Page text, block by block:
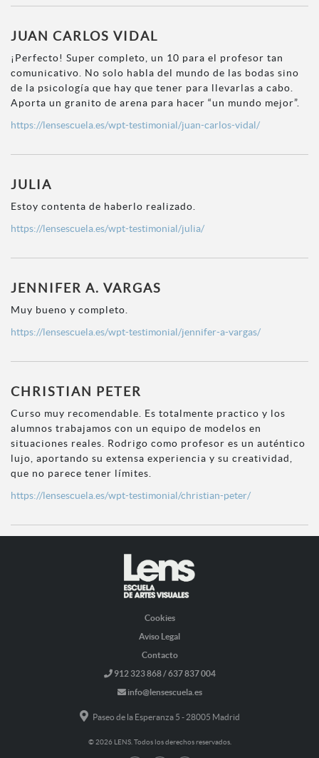
JUAN CARLOS VIDAL
¡Perfecto! Super completo, un 10 para el profesor tan
comunicativo. No solo habla del mundo de las bodas sino
de la psicología que hay que tener para llevarlas a cabo.
Aporta un granito de arena para hacer “un mundo mejor”.
https://lensescuela.es/wpt-testimonial/juan-carlos-vidal/
JULIA
Estoy contenta de haberlo realizado.
https://lensescuela.es/wpt-testimonial/julia/
JENNIFER A. VARGAS
Muy bueno y completo.
https://lensescuela.es/wpt-testimonial/jennifer-a-vargas/
CHRISTIAN PETER
Curso muy recomendable. Es totalmente practico y los
alumnos trabajamos con un equipo de modelos en
situaciones reales. Rodrigo como profesor es un auténtico
lujo, aportando su extensa experiencia y su creatividad,
que no parece tener límites.
https://lensescuela.es/wpt-testimonial/christian-peter/
Cookies
Aviso Legal
Contacto
912 323 868 / 637 837 004
info@lensescuela.es
Paseo de la Esperanza 5 - 28005 Madrid
© 2026 LENS. Todos los derechos reservados.